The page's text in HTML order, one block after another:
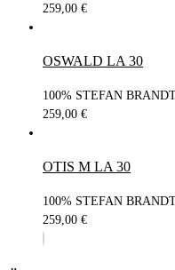
259,00 €
OSWALD LA 30
100% STEFAN
259,00 €
OTIS M LA 30
100% STEFAN
259,00 €